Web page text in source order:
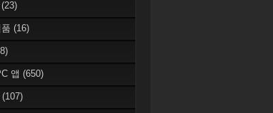
(23)
(16)
앱 (650)
(107)